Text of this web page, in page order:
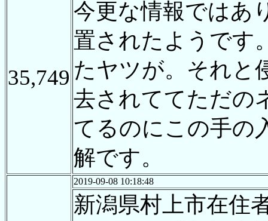
35,749
今更な情報ではあ
置されたようです
たヤツが。それと
去されててただの
てるのにこの手の
解です。
2019-09-08 10:18:48
新潟県村上市在住